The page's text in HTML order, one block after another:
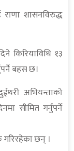
शासनविरुद्ध
किरियाविधि १३
बहस छ।
अभियन्ताको
सीमित गर्नुपर्ने
गरिरहेका छन् ।